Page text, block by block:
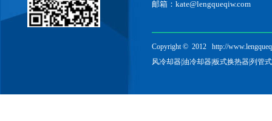
邮箱：kate@lengqueqiw.com
Copyright © 2012 http://
风冷却器油冷却器板式换热器列管